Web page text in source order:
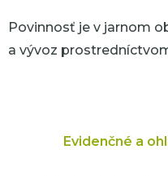
Povinnosť je v jarnom
a vývoz
Evidenčné a